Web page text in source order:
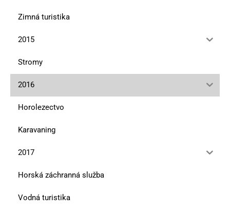
Zimná turistika
2015
Stromy
2016
Horolezectvo
Karavaning
2017
Horská záchranná služba
Vodná turistika